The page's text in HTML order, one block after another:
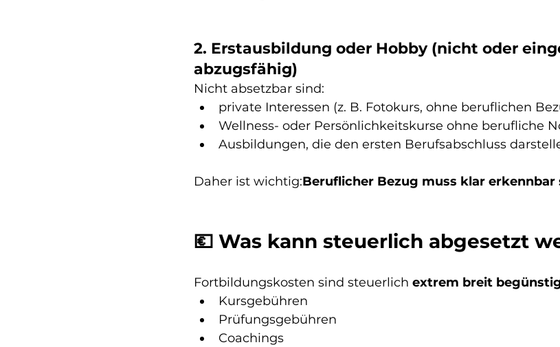
2. Erstausbildung oder Hobby (nicht oder
abzugsfähig)
Nicht absetzbar sind:
private Interessen (z. B. Fotokurs, ohne beruflichen
Wellness- oder Persönlichkeitskurse ohne berufliche
Ausbildungen, die den ersten Berufsabschluss
Daher ist wichtig:Beruflicher Bezug muss klar erkennbar
💶 Was kann steuerlich abgesetzt
Fortbildungskosten sind steuerlich extrem breit
Kursgebühren
Prüfungsgebühren
Coachings